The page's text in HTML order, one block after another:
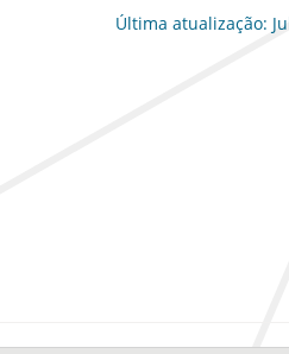
Última atualização: